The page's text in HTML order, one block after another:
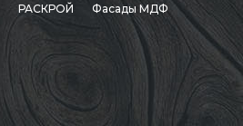
РАСКРОЙ Фасады МДФ